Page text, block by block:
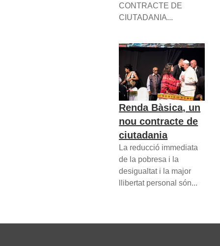
CONTRACTE DE
CIUTADANIA...
Renda Bàsica, un
nou contracte de
ciutadania
La reducció immediata
de la pobresa i la
desigualtat i la major
llibertat personal són...